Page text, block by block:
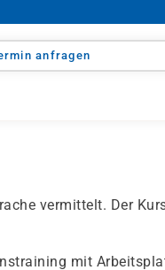
anfragen
vermittelt. Der
mit